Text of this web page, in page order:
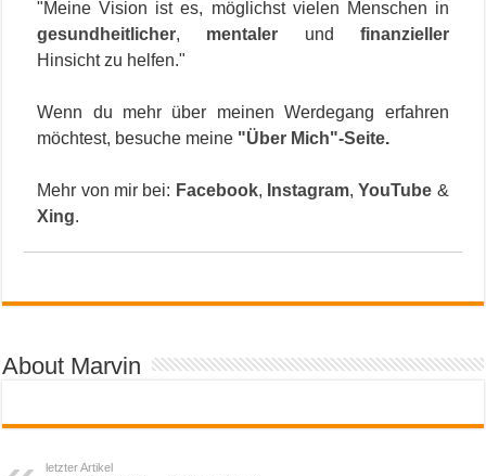
"Meine Vision ist es, möglichst vielen Menschen in
gesundheitlicher, mentaler und finanzieller
Hinsicht zu helfen."
Wenn du mehr über meinen Werdegang erfahren
möchtest, besuche meine "Über Mich"-Seite.
Mehr von mir bei: Facebook, Instagram,YouTube &
Xing.
About Marvin
letzter Artikel